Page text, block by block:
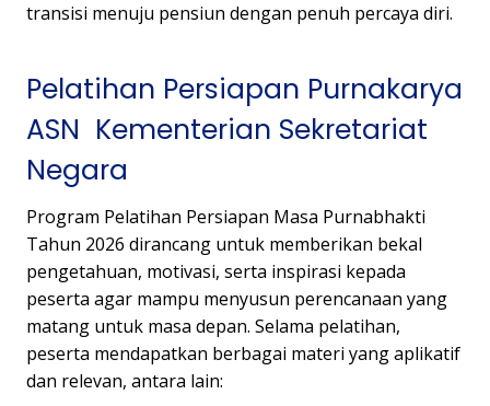
transisi menuju pensiun dengan penuh percaya diri.
Pelatihan Persiapan Purnakarya
ASN Kementerian Sekretariat
Negara
Program Pelatihan Persiapan Masa Purnabhakti
Tahun 2026 dirancang untuk memberikan bekal
pengetahuan, motivasi, serta inspirasi kepada
peserta agar mampu menyusun perencanaan yang
matang untuk masa depan. Selama pelatihan,
peserta mendapatkan berbagai materi yang aplikatif
dan relevan, antara lain: